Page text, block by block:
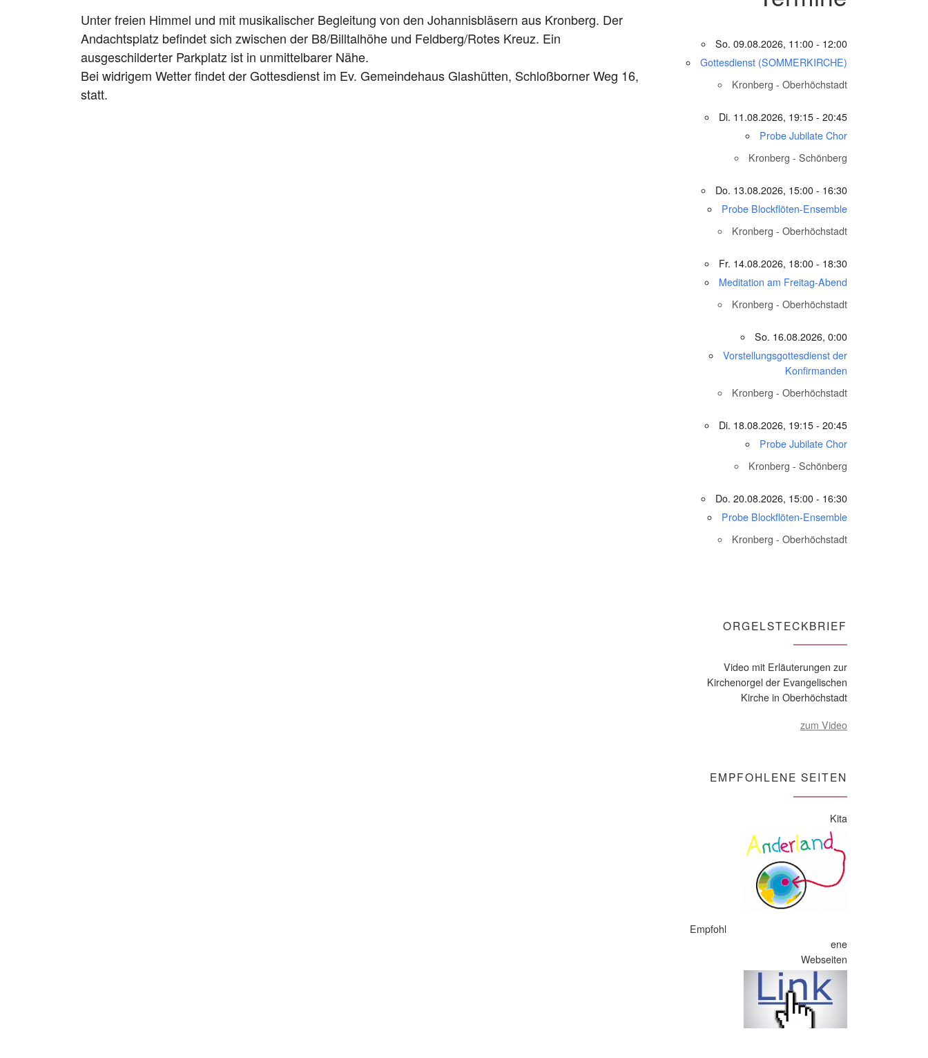
Unter freien Himmel und mit musikalischer Begleitung von den Johannisbläsern aus Kronberg. Der
Andachtsplatz befindet sich zwischen der B8/Billtalhöhe und Feldberg/Rotes Kreuz. Ein
ausgeschilderter Parkplatz ist in unmittelbarer Nähe.
Bei widrigem Wetter findet der Gottesdienst im Ev. Gemeindehaus Glashütten, Schloßborner Weg 16,
statt.
So. 09.08.2026, 11:00 - 12:00
Gottesdienst (SOMMERKIRCHE)
Kronberg - Oberhöchstadt
Di. 11.08.2026, 19:15 - 20:45
Probe Jubilate Chor
Kronberg - Schönberg
Do. 13.08.2026, 15:00 - 16:30
Probe Blockflöten-Ensemble
Kronberg - Oberhöchstadt
Fr. 14.08.2026, 18:00 - 18:30
Meditation am Freitag-Abend
Kronberg - Oberhöchstadt
So. 16.08.2026, 0:00
Vorstellungsgottesdienst der
Konfirmanden
Kronberg - Oberhöchstadt
Di. 18.08.2026, 19:15 - 20:45
Probe Jubilate Chor
Kronberg - Schönberg
Do. 20.08.2026, 15:00 - 16:30
Probe Blockflöten-Ensemble
Kronberg - Oberhöchstadt
ORGELSTECKBRIEF
Video mit Erläuterungen zur
Kirchenorgel der Evangelischen
Kirche in Oberhöchstadt
zum Video
EMPFOHLENE SEITEN
Kita
Empfohl
ene
Webseiten